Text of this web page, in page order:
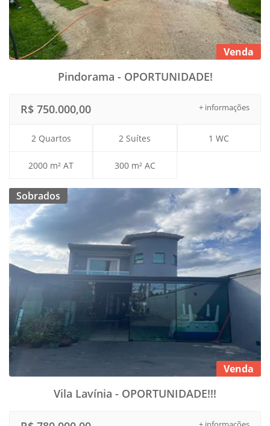
Venda
Pindorama - OPORTUNIDADE!
+ informações
R$ 750.000,00
2 Quartos 2 Suítes 1 WC
2000 m² AT 300 m² AC
Sobrados
Venda
Vila Lavínia - OPORTUNIDADE!!!